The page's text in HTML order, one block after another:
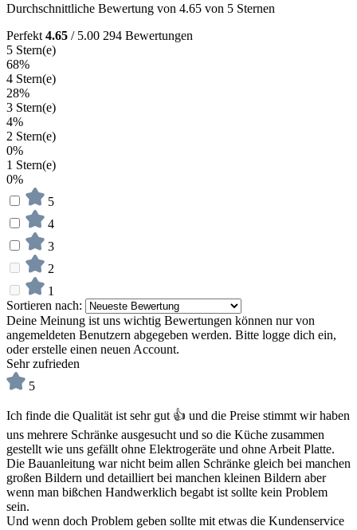
Durchschnittliche Bewertung von 4.65 von 5 Sternen
Perfekt 4.65 / 5.00 294 Bewertungen
5 Stern(e)
68%
4 Stern(e)
28%
3 Stern(e)
4%
2 Stern(e)
0%
1 Stern(e)
0%
5
4
3
2
1
Sortieren nach:
Deine Meinung ist uns wichtig Bewertungen können nur von
angemeldeten Benutzern abgegeben werden. Bitte logge dich ein,
oder erstelle einen neuen Account.
Sehr zufrieden
5
Ich finde die Qualität ist sehr gut 👍 und die Preise stimmt wir haben
uns mehrere Schränke ausgesucht und so die Küche zusammen
gestellt wie uns gefällt ohne Elektrogeräte und ohne Arbeit Platte.
Die Bauanleitung war nicht beim allen Schränke gleich bei manchen
großen Bildern und detailliert bei manchen kleinen Bildern aber
wenn man bißchen Handwerklich begabt ist sollte kein Problem
sein.
Und wenn doch Problem geben sollte mit etwas die Kundenservice